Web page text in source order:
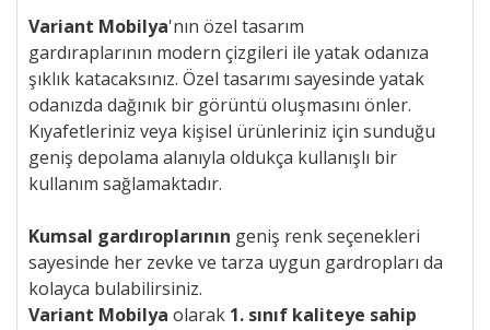
Variant Mobilya'nın özel tasarım
gardıraplarının modern çizgileri ile yatak odanıza
şıklık katacaksınız. Özel tasarımı sayesinde yatak
odanızda dağınık bir görüntü oluşmasını önler.
Kıyafetleriniz veya kişisel ürünleriniz için sunduğu
geniş depolama alanıyla oldukça kullanışlı bir
kullanım sağlamaktadır.
Kumsal gardıroplarının geniş renk seçenekleri
sayesinde her zevke ve tarza uygun gardropları da
kolayca bulabilirsiniz.
Variant Mobilya olarak 1. sınıf kaliteye sahip